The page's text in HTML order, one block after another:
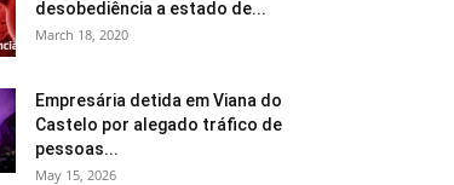
desobediência a estado de...
March 18, 2020
Empresária detida em Viana do
Castelo por alegado tráfico de
pessoas...
May 15, 2026